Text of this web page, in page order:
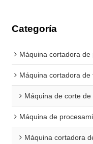
Categoría
Máquina cortadora de
Máquina cortadora de
Máquina de corte de
Máquina de
Máquina cortadora